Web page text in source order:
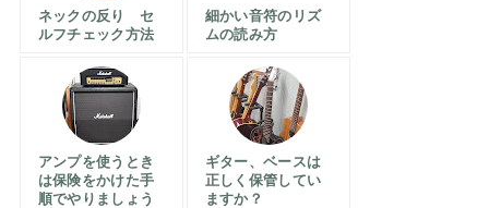
ネックの反り セ
ルフチェック方法
細かい音符のリズ
ムの読み方
アンプを使うとき
は保険をかけた手
順でやりましょう
ギター、ベースは
正しく保管してい
ますか？